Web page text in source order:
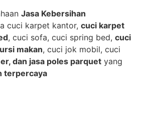
Jasa Kebersihan
cuci karpet kantor, cuci karpet
, cuci sofa, cuci spring bed, cuci
makan, cuci jok mobil, cuci
dan jasa poles parquet yang
terpercaya